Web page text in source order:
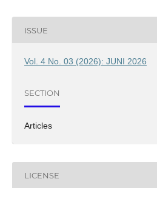
ISSUE
Vol. 4 No. 03 (2026): JUNI 2026
SECTION
Articles
LICENSE